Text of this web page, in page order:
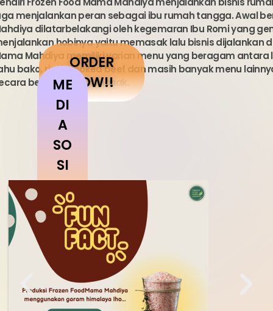
menjalankan peran sebagai ibu rumah tangga. Awal
dilatarbelakangi oleh kegemaran Ibu Romi yang
hobinya yaitu memasak lalu bisnis dijalankan
Mahdiya memiliki varian menu yang beragam antara
bako, risol smoked beef dan masih banyak menu
beku dan siap masak.
ORDER
NOW!!
ME
DI
A
SO
SI
AL